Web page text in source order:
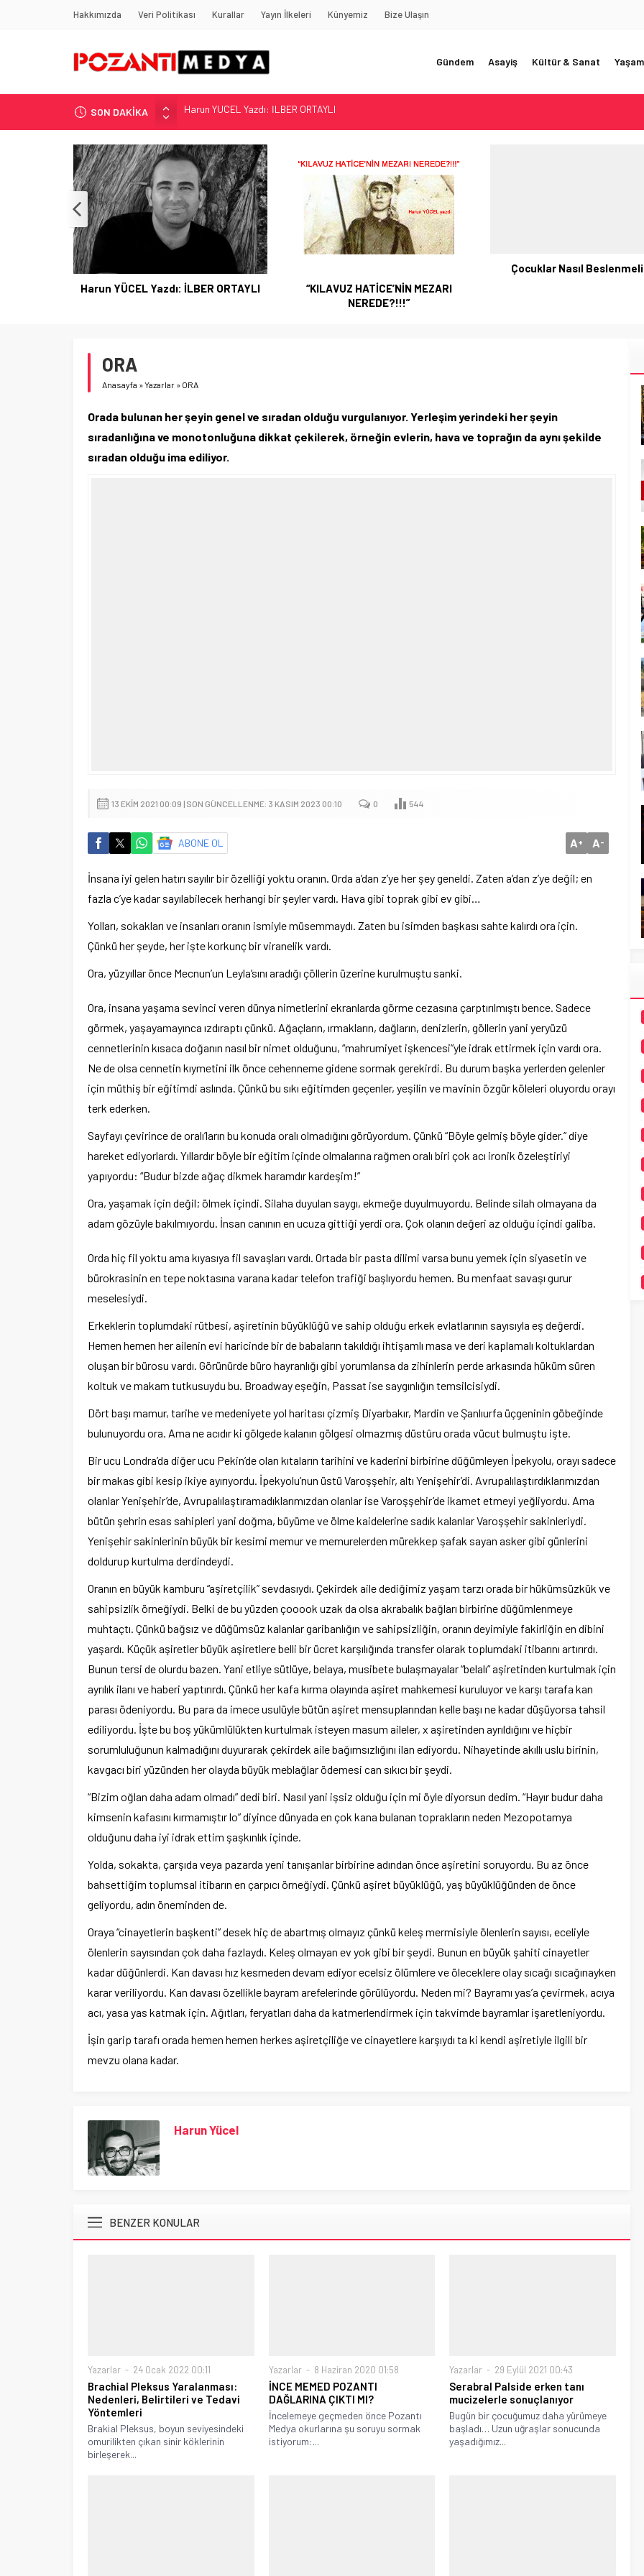
Hakkımızda Veri Politikası Kurallar Yayın İlkeleri Künyemiz Bize Ulaşın
Gündem Asayiş Kültür & Sanat Yaşam
SON DAKİKA
“KILAVUZ HATİCE’NİN MEZARI NEREDE?!!!”
Adana’nın Gizli Cenneti Pozantı Akçatekir Yaylası
Yılmaz Soğutma’dan Buzdolabı Uyarısı
Gaziantep, Mersin ve Adana’da Web Tasarımın Öncüsü GZR Ajans
Harun YÜCEL Yazdı: İLBER ORTAYLI
Harun YÜCEL Yazdı: İLBER ORTAYLI
“KILAVUZ HATİCE’NİN MEZARI
NEREDE?!!!”
Çocuklar Nasıl
ORA
Anasayfa »Yazarlar » ORA
Orada bulunan her şeyin genel ve sıradan olduğu vurgulanıyor. Yerleşim yerindeki her şeyin
sıradanlığına ve monotonluğuna dikkat çekilerek, örneğin evlerin, hava ve toprağın da aynı şekilde
sıradan olduğu ima ediliyor.
13 EKIM 2021 00:09 | SON GÜNCELLENME: 3 KASIM 2023 00:10 0 544
ABONE OL A+ A-
İnsana iyi gelen hatırı sayılır bir özelliği yoktu oranın. Orda a’dan z’ye her şey geneldi. Zaten a’dan z’ye değil; en
fazla c’ye kadar sayılabilecek herhangi bir şeyler vardı. Hava gibi toprak gibi ev gibi…
Yolları, sokakları ve insanları oranın ismiyle müsemmaydı. Zaten bu isimden başkası sahte kalırdı ora için.
Çünkü her şeyde, her işte korkunç bir viranelik vardı.
Ora, yüzyıllar önce Mecnun’un Leyla’sını aradığı çöllerin üzerine kurulmuştu sanki.
Ora, insana yaşama sevinci veren dünya nimetlerini ekranlarda görme cezasına çarptırılmıştı bence. Sadece
görmek, yaşayamayınca ızdıraptı çünkü. Ağaçların, ırmakların, dağların, denizlerin, göllerin yani yeryüzü
cennetlerinin kısaca doğanın nasıl bir nimet olduğunu, “mahrumiyet işkencesi”yle idrak ettirmek için vardı ora.
Ne de olsa cennetin kıymetini ilk önce cehenneme gidene sormak gerekirdi. Bu durum başka yerlerden gelenler
için müthiş bir eğitimdi aslında. Çünkü bu sıkı eğitimden geçenler, yeşilin ve mavinin özgür köleleri oluyordu orayı
terk ederken.
Sayfayı çevirince de oralı’ların bu konuda oralı olmadığını görüyordum. Çünkü “Böyle gelmiş böyle gider.” diye
hareket ediyorlardı. Yıllardır böyle bir eğitim içinde olmalarına rağmen oralı biri çok acı ironik özeleştiriyi
yapıyordu: “Budur bizde ağaç dikmek haramdır kardeşim!”
Ora, yaşamak için değil; ölmek içindi. Silaha duyulan saygı, ekmeğe duyulmuyordu. Belinde silah olmayana da
adam gözüyle bakılmıyordu. İnsan canının en ucuza gittiği yerdi ora. Çok olanın değeri az olduğu içindi galiba.
Orda hiç fil yoktu ama kıyasıya fil savaşları vardı. Ortada bir pasta dilimi varsa bunu yemek için siyasetin ve
bürokrasinin en tepe noktasına varana kadar telefon trafiği başlıyordu hemen. Bu menfaat savaşı gurur
meselesiydi.
Erkeklerin toplumdaki rütbesi, aşiretinin büyüklüğü ve sahip olduğu erkek evlatlarının sayısıyla eş değerdi.
Hemen hemen her ailenin evi haricinde bir de babaların takıldığı ihtişamlı masa ve deri kaplamalı koltuklardan
oluşan bir bürosu vardı. Görünürde büro hayranlığı gibi yorumlansa da zihinlerin perde arkasında hüküm süren
koltuk ve makam tutkusuydu bu. Broadway eşeğin, Passat ise saygınlığın temsilcisiydi.
Dört başı mamur, tarihe ve medeniyete yol haritası çizmiş Diyarbakır, Mardin ve Şanlıurfa üçgeninin göbeğinde
bulunuyordu ora. Ama ne acıdır ki gölgede kalanın gölgesi olmazmış düstûru orada vücut bulmuştu işte.
Bir ucu Londra’da diğer ucu Pekin’de olan kıtaların tarihini ve kaderini birbirine düğümleyen İpekyolu, orayı sadece
bir makas gibi kesip ikiye ayırıyordu. İpekyolu’nun üstü Varoşşehir, altı Yenişehir’di. Avrupalılaştırdıklarımızdan
olanlar Yenişehir’de, Avrupalılaştıramadıklarımızdan olanlar ise Varoşşehir’de ikamet etmeyi yeğliyordu. Ama
bütün şehrin esas sahipleri yani doğma, büyüme ve ölme kaidelerine sadık kalanlar Varoşşehir sakinleriydi.
Yenişehir sakinlerinin büyük bir kesimi memur ve memurelerden mürekkep şafak sayan asker gibi günlerini
doldurup kurtulma derdindeydi.
Oranın en büyük kamburu “aşiretçilik” sevdasıydı. Çekirdek aile dediğimiz yaşam tarzı orada bir hükümsüzkük ve
sahipsizlik örneğiydi. Belki de bu yüzden çooook uzak da olsa akrabalık bağları birbirine düğümlenmeye
muhtaçtı. Çünkü bağsız ve düğümsüz kalanlar garibanlığın ve sahipsizliğin, oranın deyimiyle fakirliğin en dibini
yaşardı. Küçük aşiretler büyük aşiretlere belli bir ücret karşılığında transfer olarak toplumdaki itibarını artırırdı.
Bunun tersi de olurdu bazen. Yani etliye sütlüye, belaya, musibete bulaşmayalar “belalı” aşiretinden kurtulmak için
ayrılık ilanı ve haberi yaptırırdı. Çünkü her kafa kırma olayında aşiret mahkemesi kuruluyor ve karşı tarafa kan
parası ödeniyordu. Bu para da imece usulüyle bütün aşiret mensuplarından kelle başı ne kadar düşüyorsa tahsil
ediliyordu. İşte bu boş yükümlülükten kurtulmak isteyen masum aileler, x aşiretinden ayrıldığını ve hiçbir
sorumluluğunun kalmadığını duyurarak çekirdek aile bağımsızlığını ilan ediyordu. Nihayetinde akıllı uslu birinin,
kavgacı biri yüzünden her olayda büyük meblağlar ödemesi can sıkıcı bir şeydi.
“Bizim oğlan daha adam olmadı” dedi biri. Nasıl yani işsiz olduğu için mi öyle diyorsun dedim. “Hayır budur daha
kimsenin kafasını kırmamıştır lo” diyince dünyada en çok kana bulanan toprakların neden Mezopotamya
olduğunu daha iyi idrak ettim şaşkınlık içinde.
Yolda, sokakta, çarşıda veya pazarda yeni tanışanlar birbirine adından önce aşiretini soruyordu. Bu az önce
bahsettiğim toplumsal itibarın en çarpıcı örneğiydi. Çünkü aşiret büyüklüğü, yaş büyüklüğünden de önce
geliyordu, adın öneminden de.
Oraya “cinayetlerin başkenti” desek hiç de abartmış olmayız çünkü keleş mermisiyle ölenlerin sayısı, eceliyle
ölenlerin sayısından çok daha fazlaydı. Keleş olmayan ev yok gibi bir şeydi. Bunun en büyük şahiti cinayetler
kadar düğünlerdi. Kan davası hız kesmeden devam ediyor ecelsiz ölümlere ve öleceklere olay sıcağı sıcağınayken
karar veriliyordu. Kan davası özellikle bayram arefelerinde görülüyordu. Neden mi? Bayramı yas’a çevirmek, acıya
acı, yasa yas katmak için. Ağıtları, feryatları daha da katmerlendirmek için takvimde bayramlar işaretleniyordu.
İşin garip tarafı orada hemen hemen herkes aşiretçiliğe ve cinayetlere karşıydı ta ki kendi aşiretiyle ilgili bir
mevzu olana kadar.
Harun Yücel
BENZER KONULAR
Yazarlar 24 Ocak 2022 00:11
Brachial Pleksus Yaralanması:
Nedenleri, Belirtileri ve Tedavi
Yöntemleri
Brakial Pleksus, boyun seviyesindeki
omurilikten çıkan sinir köklerinin
birleşerek...
Yazarlar 8 Haziran 2020 01:58
İNCE MEMED POZANTI
DAĞLARINA ÇIKTI MI?
İncelemeye geçmeden önce Pozantı
Medya okurlarına şu soruyu sormak
istiyorum:...
Yazarlar 29 Eylül 2021 00:43
Serabral Palside erken tanı
mucizelerle sonuçlanıyor
Bugün bir çocuğumuz daha yürümeye
başladı… Uzun uğraşlar sonucunda
yaşadığımız...